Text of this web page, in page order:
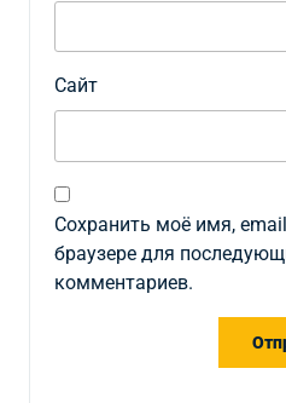
Сайт
Сохранить моё имя,
браузере для
комментариев.